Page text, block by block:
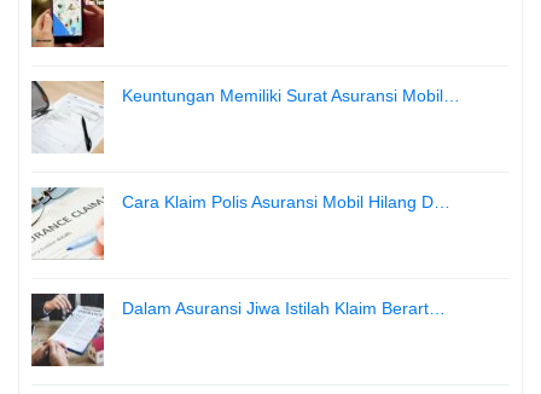
Keuntungan Memiliki Surat Asuransi Mobil…
Cara Klaim Polis Asuransi Mobil Hilang D…
Dalam Asuransi Jiwa Istilah Klaim Berart…